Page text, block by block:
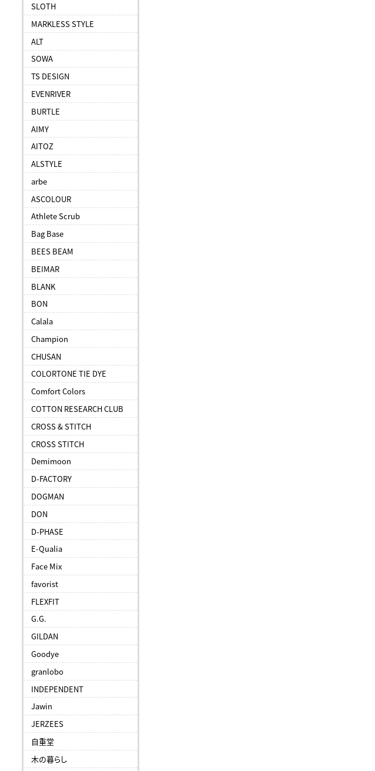
SLOTH
MARKLESS STYLE
ALT
SOWA
TS DESIGN
EVENRIVER
BURTLE
AIMY
AITOZ
ALSTYLE
arbe
ASCOLOUR
Athlete Scrub
Bag Base
BEES BEAM
BEIMAR
BLANK
BON
Calala
Champion
CHUSAN
COLORTONE TIE DYE
Comfort Colors
COTTON RESEARCH CLUB
CROSS & STITCH
CROSS STITCH
Demimoon
D-FACTORY
DOGMAN
DON
D-PHASE
E-Qualia
Face Mix
favorist
FLEXFIT
G.G.
GILDAN
Goodye
granlobo
INDEPENDENT
Jawin
JERZEES
自重堂
木の暮らし